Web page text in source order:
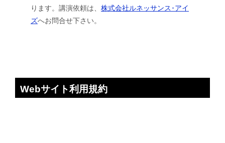
ります。講演依頼は、株式会社ルネッサンス･アイ
ズへお問合せ下さい。
Webサイト利用規約